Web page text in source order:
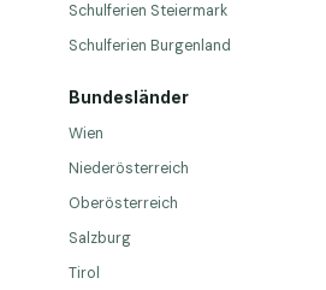
Schulferien Steiermark
Schulferien Burgenland
Bundesländer
Wien
Niederösterreich
Oberösterreich
Salzburg
Tirol